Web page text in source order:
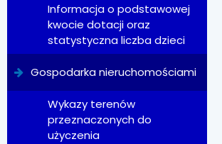
Informacja o podstawowej
kwocie dotacji oraz
statystyczna liczba dzieci
Gospodarka nieruchomościami
Wykazy terenów
przeznaczonych do
użyczenia